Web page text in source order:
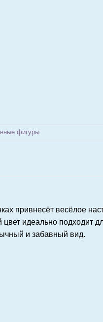
фигуры
привнесёт весёлое
идеально подходит
и забавный вид.